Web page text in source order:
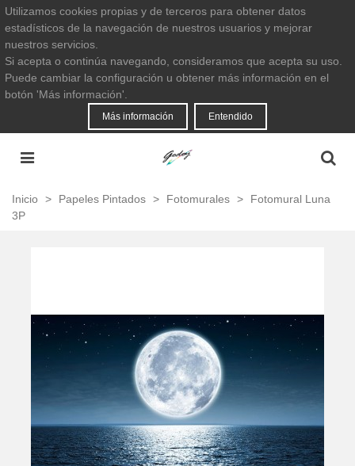
Utilizamos cookies propias y de terceros para obtener datos
estadísticos de la navegación de nuestros usuarios y mejorar
nuestros servicios.
Si acepta o continúa navegando, consideramos que acepta su uso.
Puede cambiar la configuración u obtener más información en el
botón 'Más información'.
Más información Entendido
Inicio > Papeles Pintados > Fotomurales >
Fotomural Luna
3P